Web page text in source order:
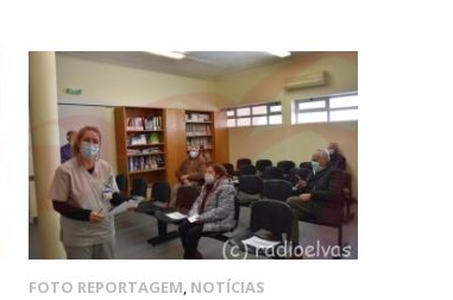
FOTO REPORTAGEM, NOTÍCIAS